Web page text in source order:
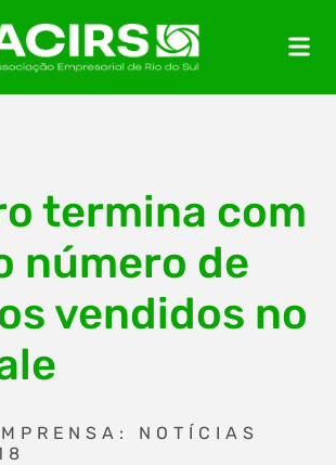
termina com
número de
vendidos no
NOTÍCIAS